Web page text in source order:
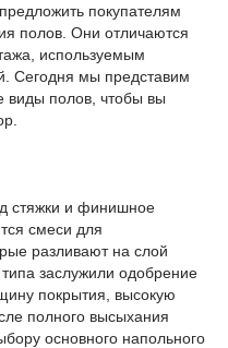
покупателям
полов. Они отличаются
используемым
Сегодня мы представим
виды полов, чтобы вы
стяжки и финишное
смеси для
разливают на слой
заслужили одобрение
покрытия, высокую
полного высыхания
основного напольного